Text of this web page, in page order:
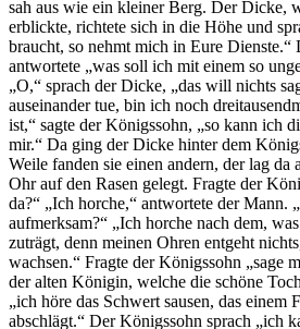
sah aus wie ein kleiner Berg. Der Dicke,
erblickte, richtete sich in die Höhe und
braucht, so nehmt mich in Eure Dienste.“
antwortete „was soll ich mit einem so
„O,“ sprach der Dicke, „das will nichts
auseinander tue, bin ich noch
ist,“ sagte der Königssohn, „so kann ich
mir.“ Da ging der Dicke hinter dem
Weile fanden sie einen andern, der lag da
Ohr auf den Rasen gelegt. Fragte der
da?“ „Ich horche,“ antwortete der Mann.
aufmerksam?“ „Ich horche nach dem,
zuträgt, denn meinen Ohren entgeht
wachsen.“ Fragte der Königssohn „sage
der alten Königin, welche die schöne
„ich höre das Schwert sausen, das einem
abschlägt.“ Der Königssohn sprach „ich